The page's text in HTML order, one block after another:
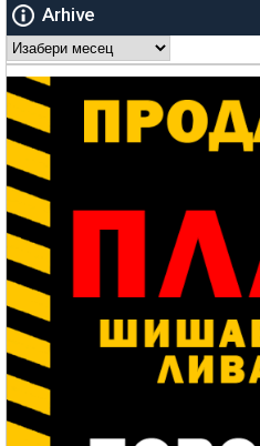
Arhive
Arhive